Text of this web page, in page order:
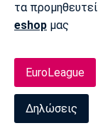
τα
eshop μας
EuroLeague
Δηλώσεις